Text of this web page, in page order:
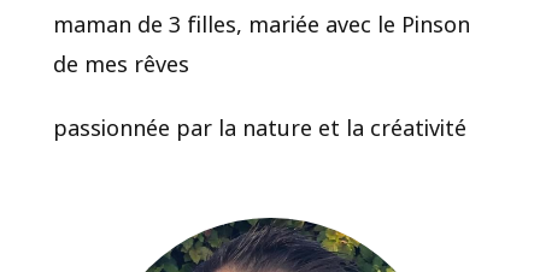
maman de 3 filles, mariée avec le Pinson
de mes rêves
passionnée par la nature et la créativité